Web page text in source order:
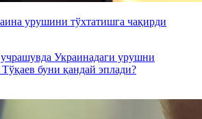
урушини тўхтатишга чақирди
Украинадаги урушни
буни қандай эплади?